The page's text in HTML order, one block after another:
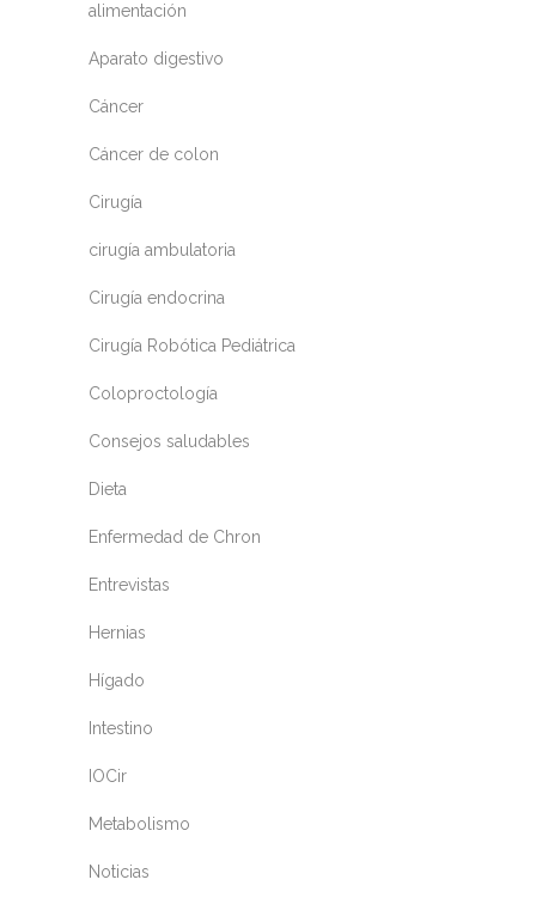
alimentación
Aparato digestivo
Cáncer
Cáncer de colon
Cirugía
cirugía ambulatoria
Cirugía endocrina
Cirugía Robótica Pediátrica
Coloproctología
Consejos saludables
Dieta
Enfermedad de Chron
Entrevistas
Hernias
Hígado
Intestino
IOCir
Metabolismo
Noticias